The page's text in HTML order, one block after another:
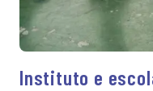
Instituto e